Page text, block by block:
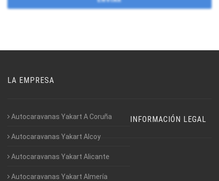
LA EMPRESA
Autocaravanas Yakart A Coruña
Autocaravanas Yakart Alcoy
Autocaravanas Yakart Alicante
Autocaravanas Yakart Almería
INFORMACIÓN LEGAL